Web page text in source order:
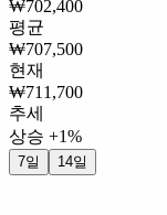
₩702,400
평균
₩707,500
현재
₩711,700
추세
상승 +1%
7일 14일